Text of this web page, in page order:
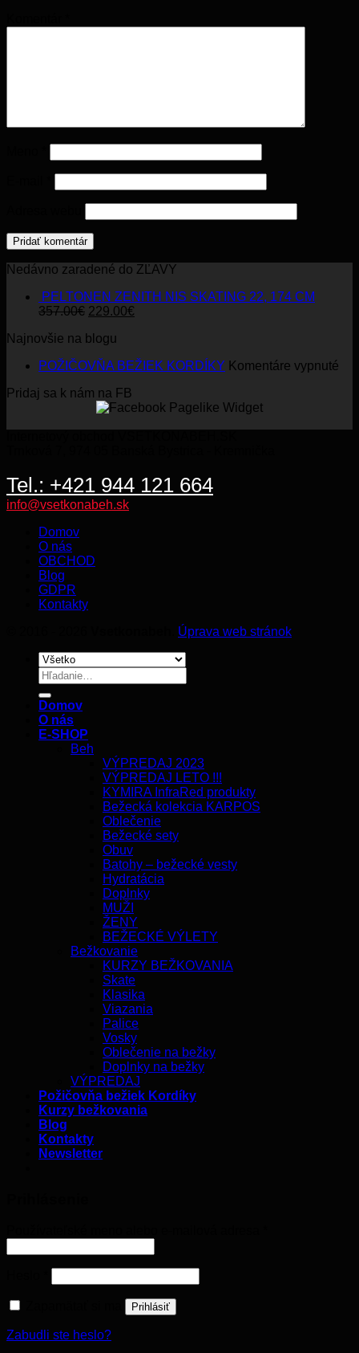
Nedávno zaradené do ZĽAVY
PELTONEN ZENITH NIS SKATING 22, 174 CM
357.00€ Original
was:
229.00€
Najnovšie na blogu
POŽIČOVŇA BEŽIEK KORDÍKY Komentáre vypnuté
Pridaj sa k nám na FB
Tel.: +421 944 121 664
info@vsetkonabeh.sk
Domov
O nás
OBCHOD
Blog
GDPR
Kontakty
Úprava web stránok
Hľadať:
Domov
O nás
E-SHOP
Beh
VÝPREDAJ 2023
VÝPREDAJ LETO !!!
KYMIRA InfraRed produkty
Bežecká kolekcia KARPOS
Oblečenie
Bežecké sety
Obuv
Batohy – bežecké vesty
Hydratácia
Doplnky
MUŽI
ŽENY
BEŽECKÉ VÝLETY
Bežkovanie
KURZY BEŽKOVANIA
Skate
Klasika
Viazania
Palice
Vosky
Oblečenie na bežky
Doplnky na bežky
VÝPREDAJ
Požičovňa bežiek Kordíky
Kurzy bežkovania
Blog
Kontakty
Newsletter
Prihlásiť
Zabudli ste heslo?